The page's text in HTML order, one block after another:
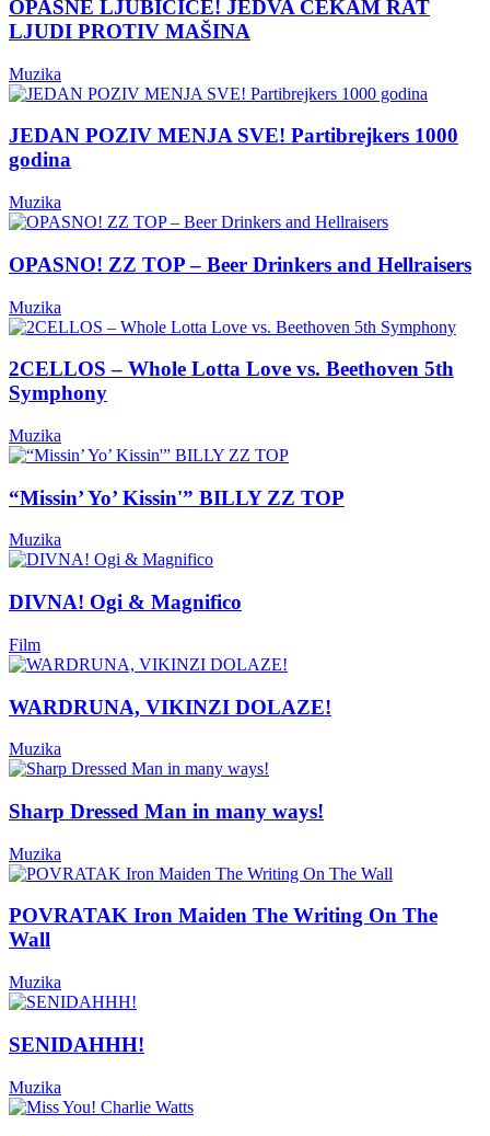
OPASNE LJUBIČICE! JEDVA ČEKAM RAT
LJUDI PROTIV MAŠINA
Muzika
JEDAN POZIV MENJA SVE! Partibrejkers 1000
godina
Muzika
OPASNO! ZZ TOP – Beer Drinkers and Hellraisers
Muzika
2CELLOS – Whole Lotta Love vs. Beethoven 5th
Symphony
Muzika
“Missin’ Yo’ Kissin'” BILLY ZZ TOP
Muzika
DIVNA! Ogi & Magnifico
Film
WARDRUNA, VIKINZI DOLAZE!
Muzika
Sharp Dressed Man in many ways!
Muzika
POVRATAK Iron Maiden The Writing On The
Wall
Muzika
SENIDAHHH!
Muzika